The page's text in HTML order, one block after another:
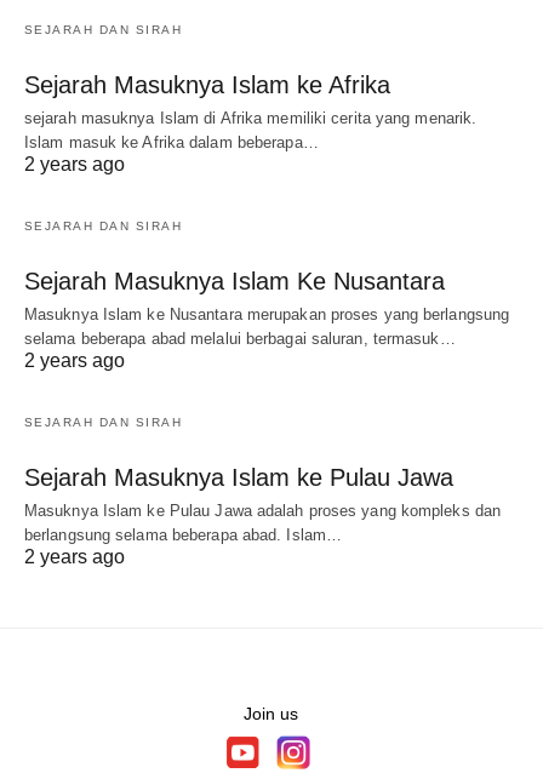
SEJARAH DAN SIRAH
Sejarah Masuknya Islam ke Afrika
sejarah masuknya Islam di Afrika memiliki cerita yang menarik.
Islam masuk ke Afrika dalam beberapa…
2 years ago
SEJARAH DAN SIRAH
Sejarah Masuknya Islam Ke Nusantara
Masuknya Islam ke Nusantara merupakan proses yang berlangsung
selama beberapa abad melalui berbagai saluran, termasuk…
2 years ago
SEJARAH DAN SIRAH
Sejarah Masuknya Islam ke Pulau Jawa
Masuknya Islam ke Pulau Jawa adalah proses yang kompleks dan
berlangsung selama beberapa abad. Islam…
2 years ago
Join us